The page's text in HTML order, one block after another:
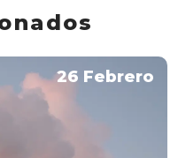
26 Febrero